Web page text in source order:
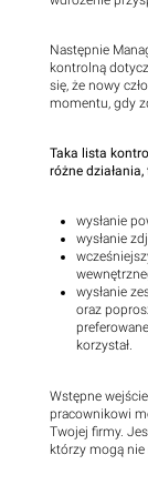
Następnie
kontrolną
się, że nowy
momentu, gdy
Taka lista
różne działania,
wysłanie
wysłanie
wysłanie
oraz
korzystał.
Wstępne
pracownikowi
Twojej firmy.
którzy mogą nie